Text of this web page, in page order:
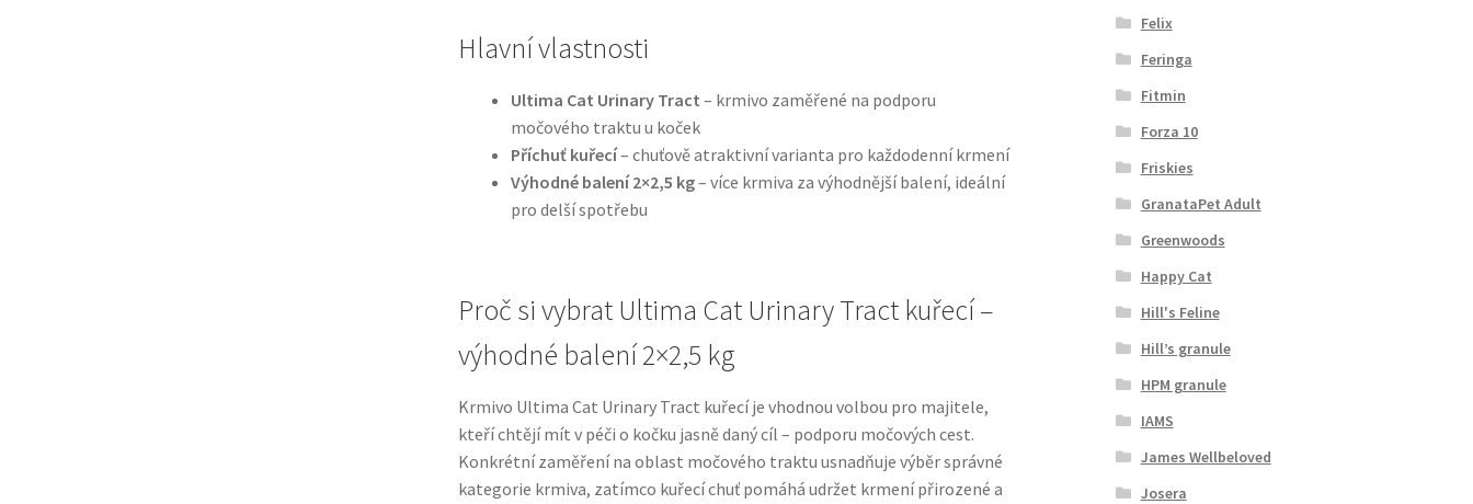
Hlavní vlastnosti
Ultima Cat Urinary Tract – krmivo zaměřené na podporu
močového traktu u koček
Příchuť kuřecí– chuťově atraktivní varianta pro každodenní krmení
Výhodné balení 2×2,5 kg– více krmiva za výhodnější balení, ideální
pro delší spotřebu
Proč si vybrat Ultima Cat Urinary Tract kuřecí –
výhodné balení 2×2,5 kg
Krmivo Ultima Cat Urinary Tract kuřecí je vhodnou volbou pro majitele,
kteří chtějí mít v péči o kočku jasně daný cíl – podporu močových cest.
Konkrétní zaměření na oblast močového traktu usnadňuje výběr správné
kategorie krmiva, zatímco kuřecí chuť pomáhá udržet krmení přirozené a
Felix
Feringa
Fitmin
Forza 10
Friskies
GranataPet Adult
Greenwoods
Happy Cat
Hill's Feline
Hill’s granule
HPM granule
IAMS
James Wellbeloved
Josera